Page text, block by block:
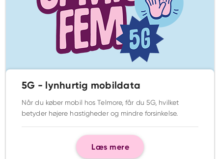
5G - lynhurtig mobildata
Når du køber mobil hos Telmore, får du 5G, hvilket
betyder højere hastigheder og mindre forsinkelse.
Læs mere